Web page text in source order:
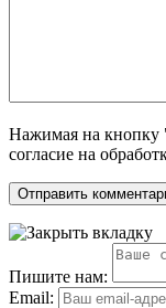
Нажимая на кнопку
согласие на
Пишите нам:
Email: